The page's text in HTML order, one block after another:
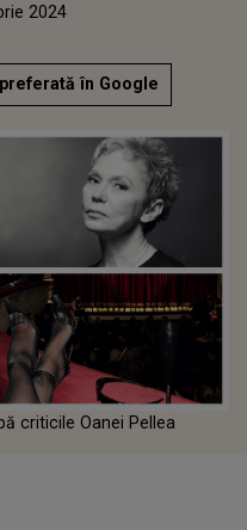
2024
în Google
criticile Oanei Pellea